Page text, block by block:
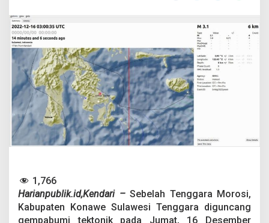
u
a
t
a
n
3
.
1
S
R
c
n
1,766
Harianpublik.id,Kendari – Sebelah Tenggara Morosi,
Kabupaten Konawe Sulawesi Tenggara diguncang
gempabumi tektonik pada Jumat, 16 Desember